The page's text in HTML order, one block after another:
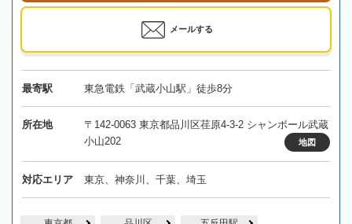
メールする
最寄駅 東急電鉄「武蔵小山駅」徒歩8分
所在地
〒142-0063 東京都品川区荏原4-3-2 シャンボール武蔵
小山202
地図
対応エリア 東京、神奈川、千葉、埼玉